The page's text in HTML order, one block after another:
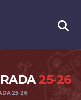
25-26
25-26